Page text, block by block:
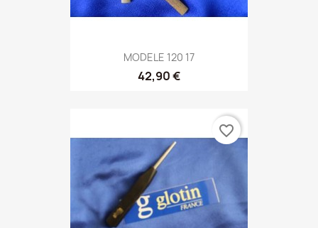
MODELE 120 17
42,90 €
favorite_border